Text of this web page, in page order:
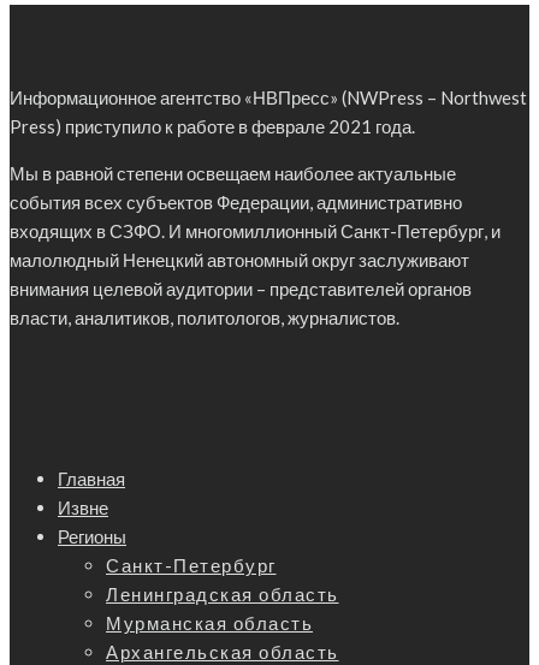
Информационное агентство «НВПресс» (NWPress – Northwest
Press) приступило к работе в феврале 2021 года.
Мы в равной степени освещаем наиболее актуальные
события всех субъектов Федерации, административно
входящих в СЗФО. И многомиллионный Санкт-Петербург, и
малолюдный Ненецкий автономный округ заслуживают
внимания целевой аудитории – представителей органов
власти, аналитиков, политологов, журналистов.
Главная
Извне
Регионы
Санкт-Петербург
Ленинградская область
Мурманская область
Архангельская область